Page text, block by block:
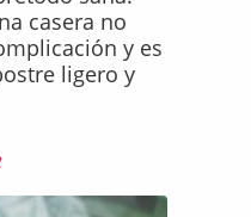
casera no
y es
ligero y